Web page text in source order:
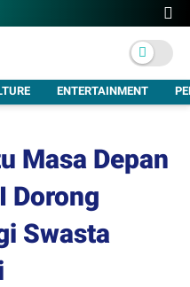
ENTERTAINMENT
Masa Depan
Dorong
Swasta